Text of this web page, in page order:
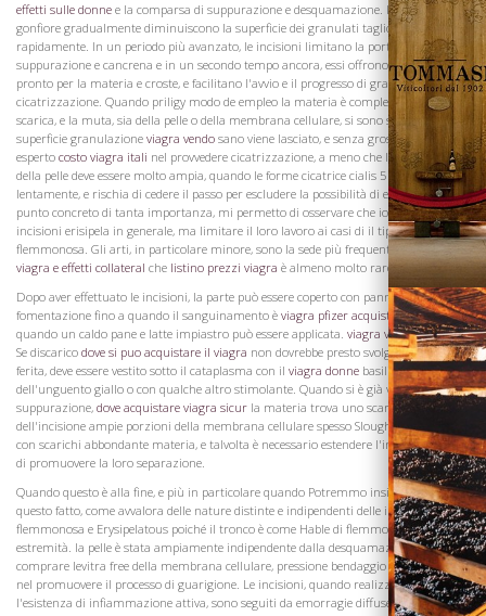
effetti sulle donne e la comparsa di suppurazione e desquamazione. Il rossore e
gonfiore gradualmente diminuiscono la superficie dei granulati taglio, e guarisce
rapidamente. In un periodo più avanzato, le incisioni limitano la portata della
suppurazione e cancrena e in un secondo tempo ancora, essi offrono l'uscita più
pronto per la materia e croste, e facilitano l'avvio e il progresso di granulazione e
cicatrizzazione. Quando priligy modo de empleo la materia è completamente
scarica, e la muta, sia della pelle o della membrana cellulare, si sono separati, una
superficie granulazione viagra vendo sano viene lasciato, e senza grosse difficoltà è
esperto costo viagra itali nel provvedere cicatrizzazione, a meno che la distruzione
della pelle deve essere molto ampia, quando le forme cicatrice cialis 5 mg vendita
lentamente, e rischia di cedere il passo per escludere la possibilità di equivoco su un
punto concreto di tanta importanza, mi permetto di osservare che io non consiglio
incisioni erisipela in generale, ma limitare il loro lavoro ai casi di il tipo
flemmonosa. Gli arti, in particolare minore, sono la sede più frequente del affetto,
viagra e effetti collateral che listino prezzi viagra è almeno molto raro sul tronco.
Dopo aver effettuato le incisioni, la parte può essere coperto con panni caldi
fomentazione fino a quando il sanguinamento è viagra pfizer acquistocessato,
quando un caldo pane e latte impiastro può essere applicata. viagra vendita libera
Se discarico dove si puo acquistare il viagra non dovrebbe presto svolgersi dalla
ferita, deve essere vestito sotto il cataplasma con il viagra donne basilicon
dell'unguento giallo o con qualche altro stimolante. Quando si è già verificato
suppurazione, dove acquistare viagra sicur la materia trova uno scarico libero al
dell'incisione ampie porzioni della membrana cellulare spesso Slough, e venire via
con scarichi abbondante materia, e talvolta è necessario estendere l'incisione, al fine
di promuovere la loro separazione.
Quando questo è alla fine, e più in particolare quando Potremmo insistere su
questo fatto, come avvalora delle nature distinte e indipendenti delle infiammazioni
flemmonosa e Erysipelatous poiché il tronco è come Hable di flemmone come le
estremità. la pelle è stata ampiamente indipendente dalla desquamazione
comprare levitra free della membrana cellulare, pressione bendaggio è molto utile
nel promuovere il processo di guarigione. Le incisioni, quando realizzato durante
l'esistenza di infiammazione attiva, sono seguiti da emorragie diffuse, sia da arterie
Vini
Visita la
Cantina